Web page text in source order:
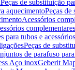
Peças de substituição
aquecimentoPeças de
Acessórios
complementares
para tubos e acessórios
Peças de
de parafuso
Aço inoxGeberit